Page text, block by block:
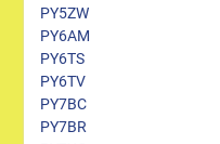
PY5ZW
PY6AM
PY6TS
PY6TV
PY7BC
PY7BR